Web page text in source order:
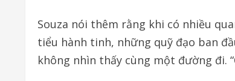
Souza nói thêm rằng khi có nhiều
tiểu hành tinh, những quỹ đạo ban
không nhìn thấy cùng một đường đi.